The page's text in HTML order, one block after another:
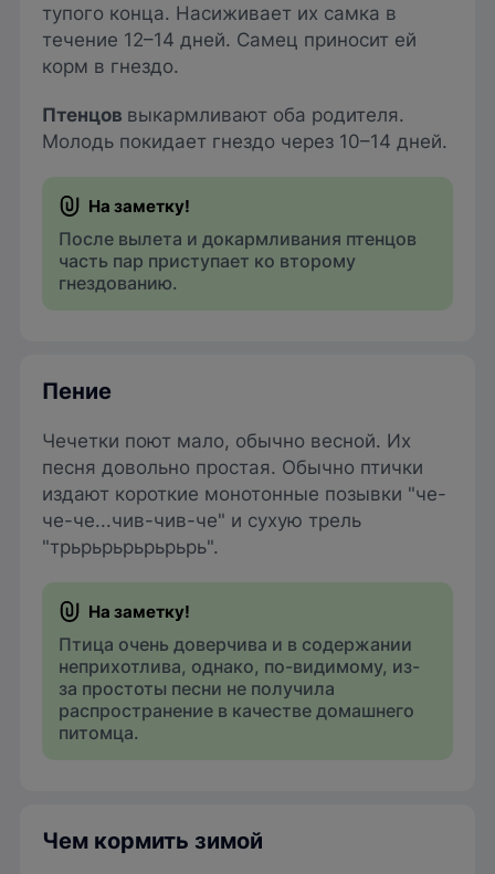
тупого конца. Насиживает их самка в
течение 12–14 дней. Самец приносит ей
корм в гнездо.
Птенцов выкармливают оба родителя.
Молодь покидает гнездо через 10–14 дней.
После вылета и докармливания птенцов
часть пар приступает ко второму
гнездованию.
Пение
Чечетки поют мало, обычно весной. Их
песня довольно простая. Обычно птички
издают короткие монотонные позывки "че-
че-че...чив-чив-че" и сухую трель
"трьрьрьрьрьрьрь".
Птица очень доверчива и в содержании
неприхотлива, однако, по-видимому, из-
за простоты песни не получила
распространение в качестве домашнего
питомца.
Чем кормить зимой